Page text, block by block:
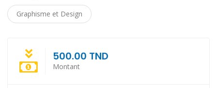
Graphisme et Design
500.00 TND
Montant